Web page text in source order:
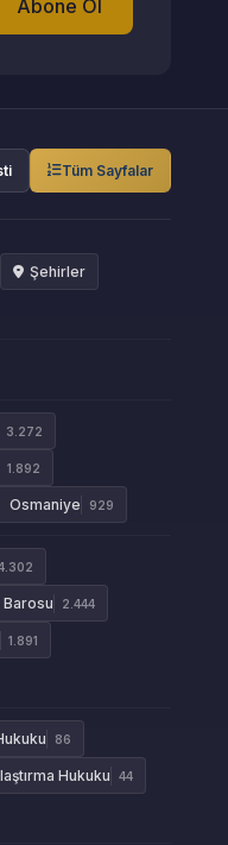
Abone Ol
Tüm Sayfalar
Şehirler
3.272
1.892
Osmaniye 929
Barosu 2.444
1.891
86
Hukuku 44